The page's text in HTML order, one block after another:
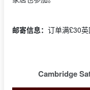
邮寄信息： 订单满£30
Cambridge